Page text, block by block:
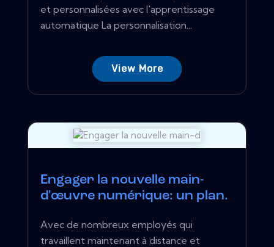
et personnalisées avec l'apprentissage
automatique La personnalisation...
View More
Engager la nouvelle main-
d'œuvre numérique: un plan.
Avec de nombreux employés qui
travaillent maintenant à distance et